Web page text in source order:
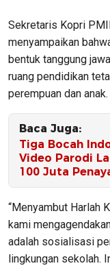
Sekretaris Kopri
menyampaikan
bentuk tanggung
ruang pendidikan
perempuan dan anak.
Baca Juga:
Tiga Bocah
Video Parodi
100 Juta
“Menyambut Harlah
kami
adalah sosialisasi
lingkungan sekolah.